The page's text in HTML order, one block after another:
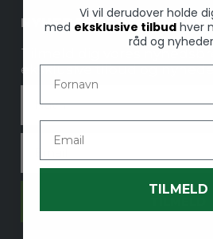
Tilmeld dig vores
eksklusive tilbud og
Fornavn
Vi vil derudover holde
med eksklusive tilbudhver
råd og
TILMELD